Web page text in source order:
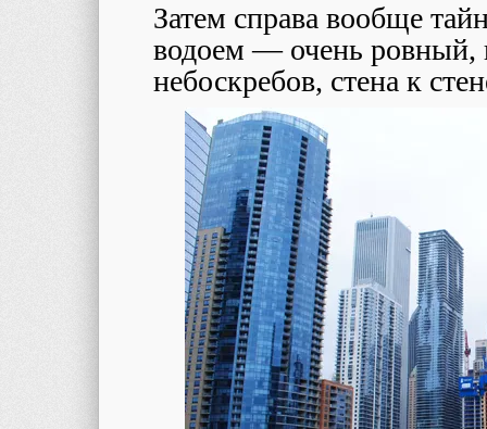
Затем справа вообще
водоем ― очень ровный,
небоскребов, стена к